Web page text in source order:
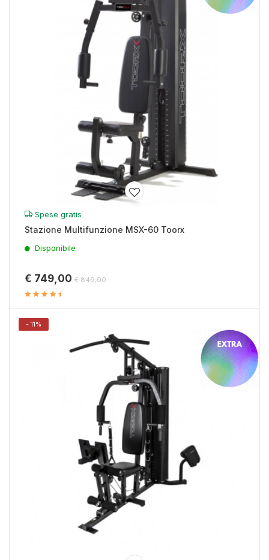
Spese gratis
Stazione Multifunzione MSX-60 Toorx
Disponibile
€ 749,00 € 849,00
- 11%